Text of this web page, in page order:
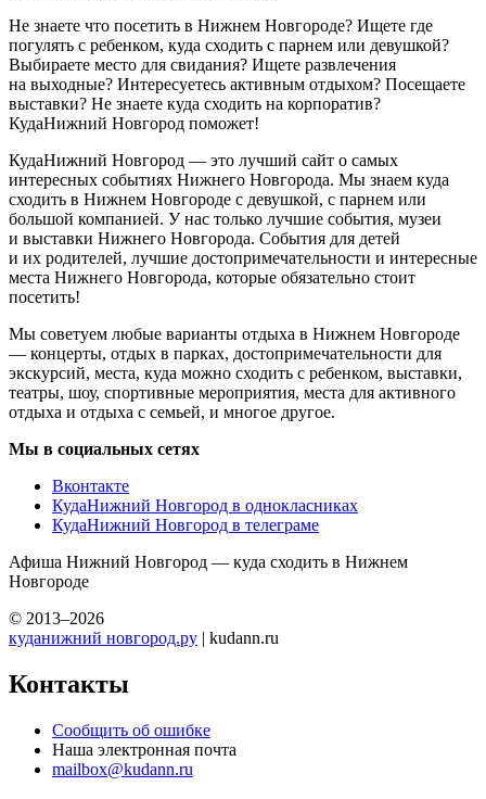
Не знаете что посетить в Нижнем Новгороде? Ищете где
погулять с ребенком, куда сходить с парнем или девушкой?
Выбираете место для свидания? Ищете развлечения
на выходные? Интересуетесь активным отдыхом? Посещаете
выставки? Не знаете куда сходить на корпоратив?
КудаНижний Новгород поможет!
КудаНижний Новгород — это лучший сайт о самых
интересных событиях Нижнего Новгорода. Мы знаем куда
сходить в Нижнем Новгороде с девушкой, с парнем или
большой компанией. У нас только лучшие события, музеи
и выставки Нижнего Новгорода. События для детей
и их родителей, лучшие достопримечательности и интересные
места Нижнего Новгорода, которые обязательно стоит
посетить!
Мы советуем любые варианты отдыха в Нижнем Новгороде
— концерты, отдых в парках, достопримечательности для
экскурсий, места, куда можно сходить с ребенком, выставки,
театры, шоу, спортивные мероприятия, места для активного
отдыха и отдыха с семьей, и многое другое.
Мы в социальных сетях
Вконтакте
КудаНижний Новгород в однокласниках
КудаНижний Новгород в телеграме
Афиша Нижний Новгород — куда сходить в Нижнем
Новгороде
© 2013–2026
куданижний новгород.ру | kudann.ru
Контакты
Сообщить об ошибке
Наша электронная почта
mailbox@kudann.ru